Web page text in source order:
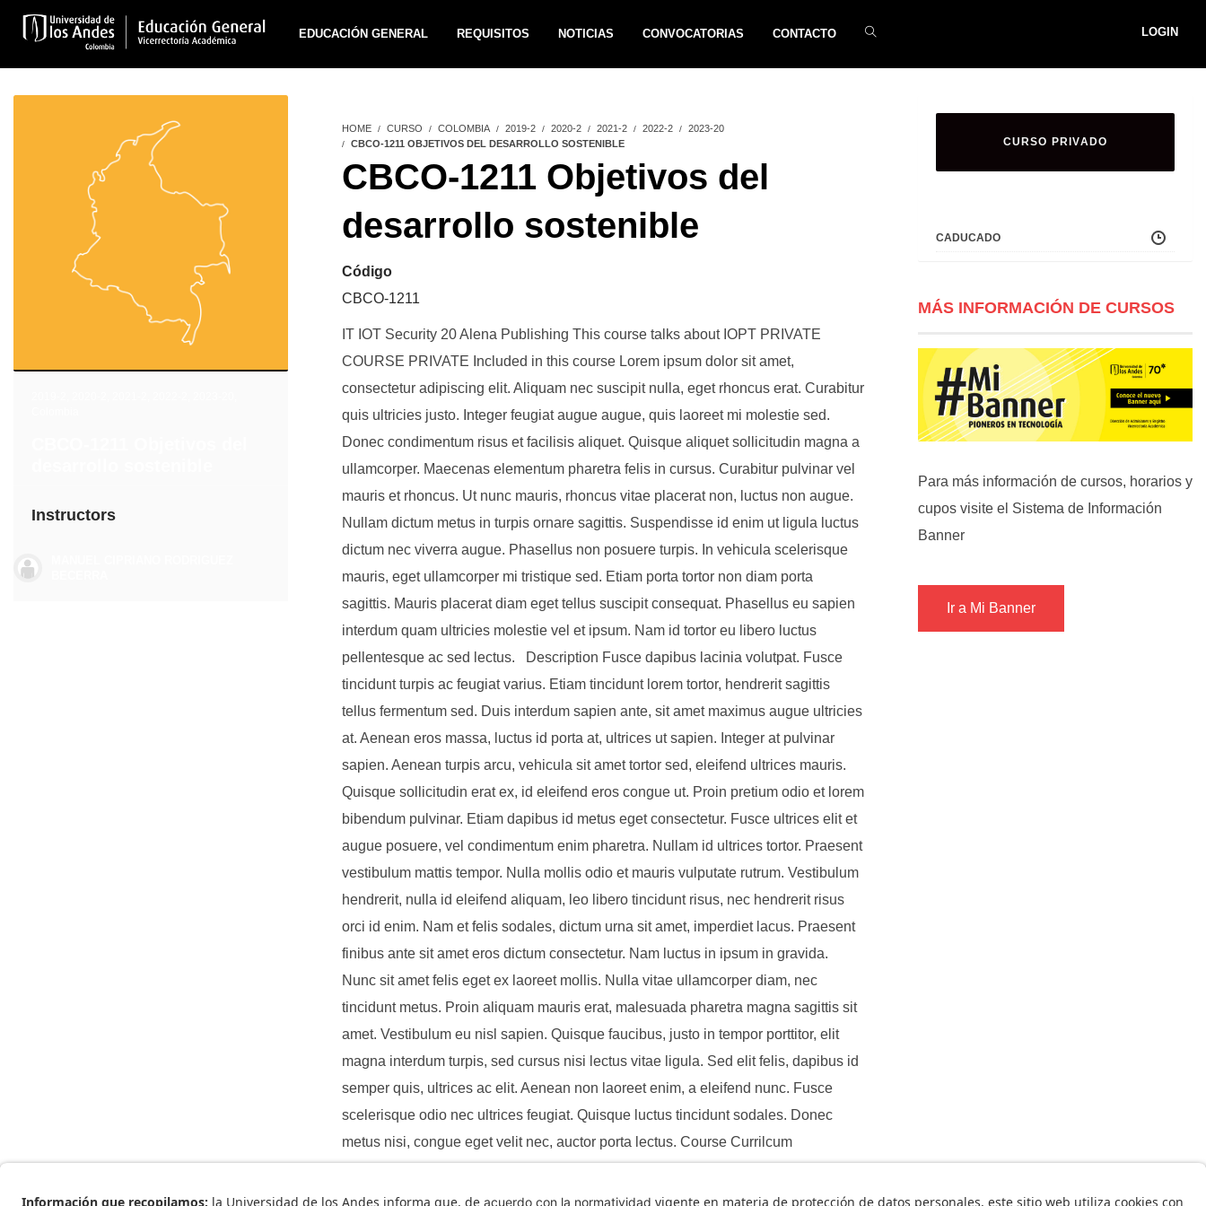
EDUCACIÓN GENERAL REQUISITOS NOTICIAS CONVOCATORIAS CONTACTO LOGIN
Instructors
HOME CURSO COLOMBIA 2019-2 2020-2 2021-2 2022-2
2023-20
CBCO-1211 OBJETIVOS DEL DESARROLLO SOSTENIBLE
CBCO-1211 Objetivos del
desarrollo sostenible
Código
CBCO-1211
IT IOT Security 20 Alena Publishing This course talks about IOPT PRIVATE
COURSE PRIVATE Included in this course Lorem ipsum dolor sit amet,
consectetur adipiscing elit. Aliquam nec suscipit nulla, eget rhoncus erat. Curabitur
quis ultricies justo. Integer feugiat augue augue, quis laoreet mi molestie sed.
Donec condimentum risus et facilisis aliquet. Quisque aliquet sollicitudin magna a
ullamcorper. Maecenas elementum pharetra felis in cursus. Curabitur pulvinar vel
mauris et rhoncus. Ut nunc mauris, rhoncus vitae placerat non, luctus non augue.
Nullam dictum metus in turpis ornare sagittis. Suspendisse id enim ut ligula luctus
dictum nec viverra augue. Phasellus non posuere turpis. In vehicula scelerisque
mauris, eget ullamcorper mi tristique sed. Etiam porta tortor non diam porta
sagittis. Mauris placerat diam eget tellus suscipit consequat. Phasellus eu sapien
interdum quam ultricies molestie vel et ipsum. Nam id tortor eu libero luctus
pellentesque ac sed lectus. Description Fusce dapibus lacinia volutpat. Fusce
tincidunt turpis ac feugiat varius. Etiam tincidunt lorem tortor, hendrerit sagittis
tellus fermentum sed. Duis interdum sapien ante, sit amet maximus augue ultricies
at. Aenean eros massa, luctus id porta at, ultrices ut sapien. Integer at pulvinar
sapien. Aenean turpis arcu, vehicula sit amet tortor sed, eleifend ultrices mauris.
Quisque sollicitudin erat ex, id eleifend eros congue ut. Proin pretium odio et lorem
bibendum pulvinar. Etiam dapibus id metus eget consectetur. Fusce ultrices elit et
augue posuere, vel condimentum enim pharetra. Nullam id ultrices tortor. Praesent
vestibulum mattis tempor. Nulla mollis odio et mauris vulputate rutrum. Vestibulum
hendrerit, nulla id eleifend aliquam, leo libero tincidunt risus, nec hendrerit risus
orci id enim. Nam et felis sodales, dictum urna sit amet, imperdiet lacus. Praesent
finibus ante sit amet eros dictum consectetur. Nam luctus in ipsum in gravida.
Nunc sit amet felis eget ex laoreet mollis. Nulla vitae ullamcorper diam, nec
tincidunt metus. Proin aliquam mauris erat, malesuada pharetra magna sagittis sit
amet. Vestibulum eu nisl sapien. Quisque faucibus, justo in tempor porttitor, elit
magna interdum turpis, sed cursus nisi lectus vitae ligula. Sed elit felis, dapibus id
semper quis, ultrices ac elit. Aenean non laoreet enim, a eleifend nunc. Fusce
scelerisque odio nec ultrices feugiat. Quisque luctus tincidunt sodales. Donec
metus nisi, congue eget velit nec, auctor porta lectus. Course Currilcum
CURSO PRIVADO
CADUCADO
MÁS INFORMACIÓN DE CURSOS
Para más información de cursos, horarios y
cupos visite el Sistema de Información
Banner
Ir a Mi Banner